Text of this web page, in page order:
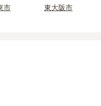
市
東大阪市